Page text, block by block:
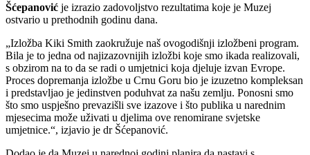
Šćepanović je izrazio zadovoljstvo rezultatima koje je Muzej
ostvario u prethodnih godinu dana.
„Izložba Kiki Smith zaokružuje naš ovogodišnji izložbeni program.
Bila je to jedna od najizazovnijih izložbi koje smo ikada realizovali,
s obzirom na to da se radi o umjetnici koja djeluje izvan Evrope.
Proces dopremanja izložbe u Crnu Goru bio je izuzetno kompleksan
i predstavljao je jedinstven poduhvat za našu zemlju. Ponosni smo
što smo uspješno prevazišli sve izazove i što publika u narednim
mjesecima može uživati u djelima ove renomirane svjetske
umjetnice.“, izjavio je dr Šćepanović.